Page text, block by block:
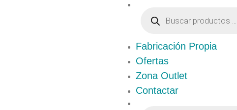
Fabricación Propia
Ofertas
Zona Outlet
Contactar